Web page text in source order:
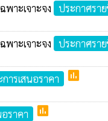
าะเจาะจง ประกาศรา
าะเจาะจง ประกาศรา
ารเสนอราคา poll
ราคา poll